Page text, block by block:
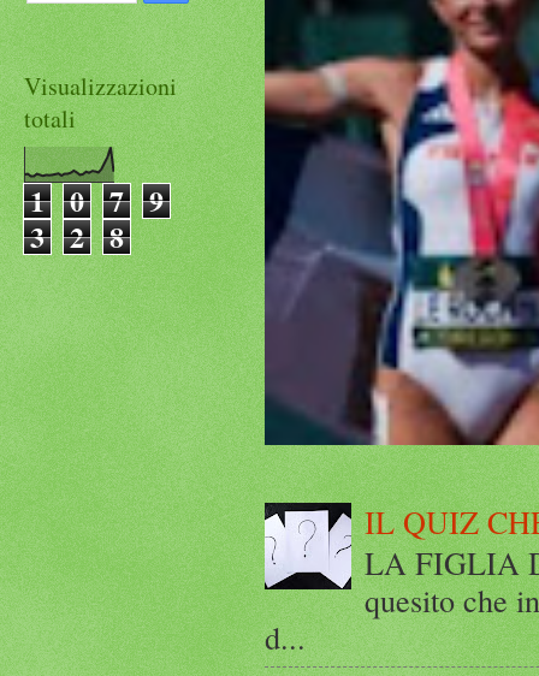
IL QUIZ
LA FIGLIA
quesito che
d...
Visualizzazioni
totali
1 0 7 9
3 2 8